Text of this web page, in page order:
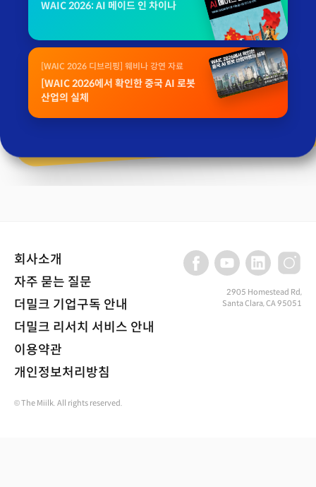
WAIC 2026: AI 메이드 인 차이나
[WAIC 2026 디브리핑] 웨비나 강연 자료
[WAIC 2026에서 확인한 중국 AI 로봇
산업의 실체
회사소개
자주 묻는 질문
더밀크 기업구독 안내
더밀크 리서치 서비스 안내
이용약관
개인정보처리방침
2905 Homestead Rd,
Santa Clara, CA 95051
© The Miilk. All rights reserved.